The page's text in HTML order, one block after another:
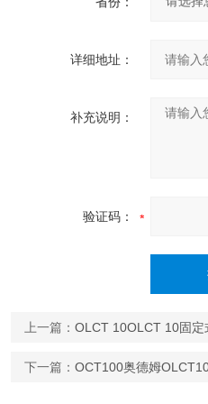
详细地址：
补充说明：
验证码：
上一篇： OLCT 10OLCT 10固定
下一篇： OCT100奥德姆